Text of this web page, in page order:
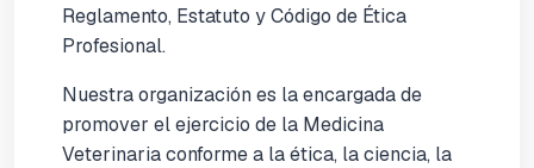
Reglamento, Estatuto y Código de Ética
Profesional.
Nuestra organización es la encargada de
promover el ejercicio de la Medicina
Veterinaria conforme a la ética, la ciencia, la